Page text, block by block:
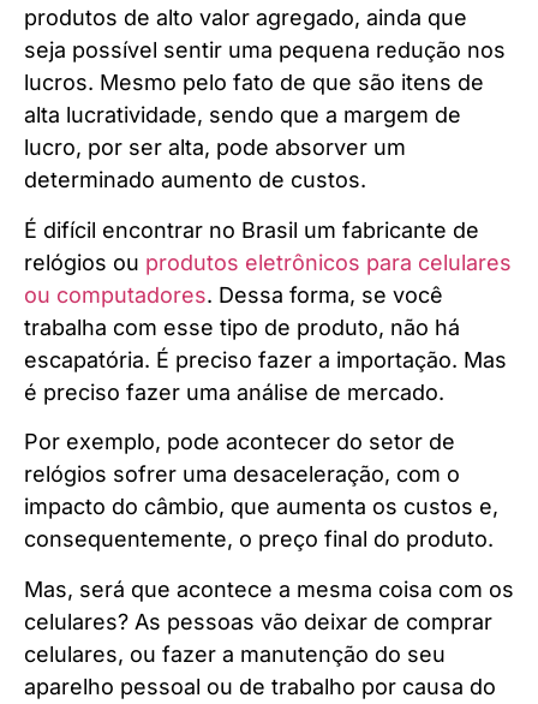
produtos de alto valor agregado, ainda que
seja possível sentir uma pequena redução nos
lucros. Mesmo pelo fato de que são itens de
alta lucratividade, sendo que a margem de
lucro, por ser alta, pode absorver um
determinado aumento de custos.
É difícil encontrar no Brasil um fabricante de
relógios ou produtos eletrônicos para celulares
ou computadores. Dessa forma, se você
trabalha com esse tipo de produto, não há
escapatória. É preciso fazer a importação. Mas
é preciso fazer uma análise de mercado.
Por exemplo, pode acontecer do setor de
relógios sofrer uma desaceleração, com o
impacto do câmbio, que aumenta os custos e,
consequentemente, o preço final do produto.
Mas, será que acontece a mesma coisa com os
celulares? As pessoas vão deixar de comprar
celulares, ou fazer a manutenção do seu
aparelho pessoal ou de trabalho por causa do